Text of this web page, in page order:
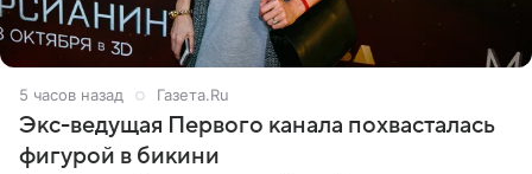
5 часов назад Газета.Ru
Экс-ведущая Первого канала похвасталась
фигурой в бикини